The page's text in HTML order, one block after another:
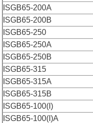
ISGB65-200A
ISGB65-200B
ISGB65-250
ISGB65-250A
ISGB65-250B
ISGB65-315
ISGB65-315A
ISGB65-315B
ISGB65-100(I)
ISGB65-100(I)A